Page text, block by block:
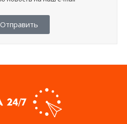
Отправить